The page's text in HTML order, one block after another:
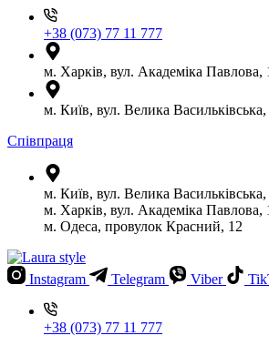
+38 (073) 77 11 777
м. Харків, вул. Академіка Павлова,
м. Київ, вул. Велика Васильківська,
Співпраця
м. Київ, вул. Велика Васильківська,
м. Харків, вул. Академіка Павлова,
м. Одеса, провулок Красний, 12
Instagram Telegram Viber
+38 (073) 77 11 777